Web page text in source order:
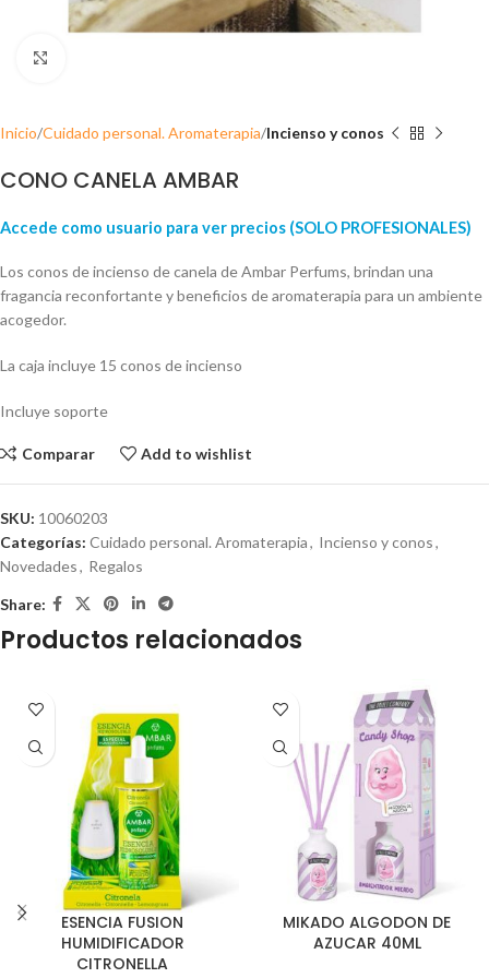
Inicio Cuidado personal. Aromaterapia Incienso y conos
CONO CANELA AMBAR
Accede como usuario para ver precios (SOLO PROFESIONALES)
Los conos de incienso de canela de Ambar Perfums, brindan una
fragancia reconfortante y beneficios de aromaterapia para un ambiente
acogedor.
La caja incluye 15 conos de incienso
Incluye soporte
Comparar Add to wishlist
SKU: 10060203
Categorías: Cuidado personal. Aromaterapia, Incienso y conos,
Novedades, Regalos
Share:
Productos relacionados
ESENCIA FUSION
HUMIDIFICADOR
CITRONELLA
MIKADO ALGODON DE
AZUCAR 40ML